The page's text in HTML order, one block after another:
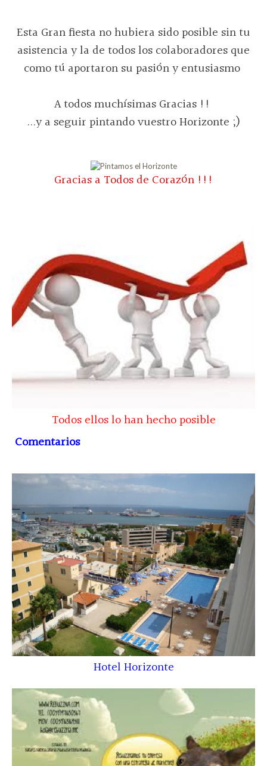
Esta Gran fiesta no hubiera sido posible sin tu
asistencia y la de todos los colaboradores que
como tú aportaron su pasión y entusiasmo
A todos muchísimas Gracias !!
...y a seguir pintando vuestro Horizonte ;)
Gracias a Todos de Corazón !!!
Todos ellos lo han hecho posible
Comentarios
Hotel Horizonte